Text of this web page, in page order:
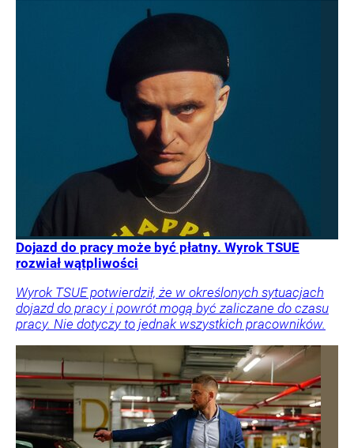
Dojazd do pracy może być płatny. Wyrok TSUE
rozwiał wątpliwości
Wyrok TSUE potwierdził, że w określonych sytuacjach
dojazd do pracy i powrót mogą być zaliczane do czasu
pracy. Nie dotyczy to jednak wszystkich pracowników.